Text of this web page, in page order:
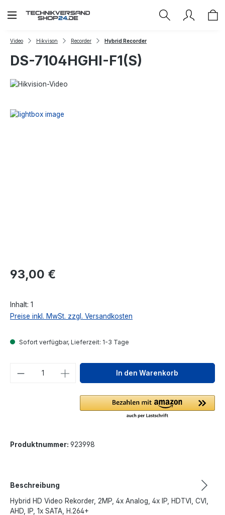
Zum Hauptinhalt springen
Video Hikvison Recorder Hybrid Recorder
DS-7104HGHI-F1(S)
Regulärer Preis:
93,00 €
Inhalt: 1
Preise inkl. MwSt. zzgl. Versandkosten
Sofort verfügbar, Lieferzeit: 1-3 Tage
Produkt Anzahl: Gib denIn den Warenkorb
Produktnummer: 923998
Beschreibung
Hybrid HD Video Rekorder, 2MP, 4x Analog, 4x IP, HDTVI, CVI,
AHD, IP, 1x SATA, H.264+